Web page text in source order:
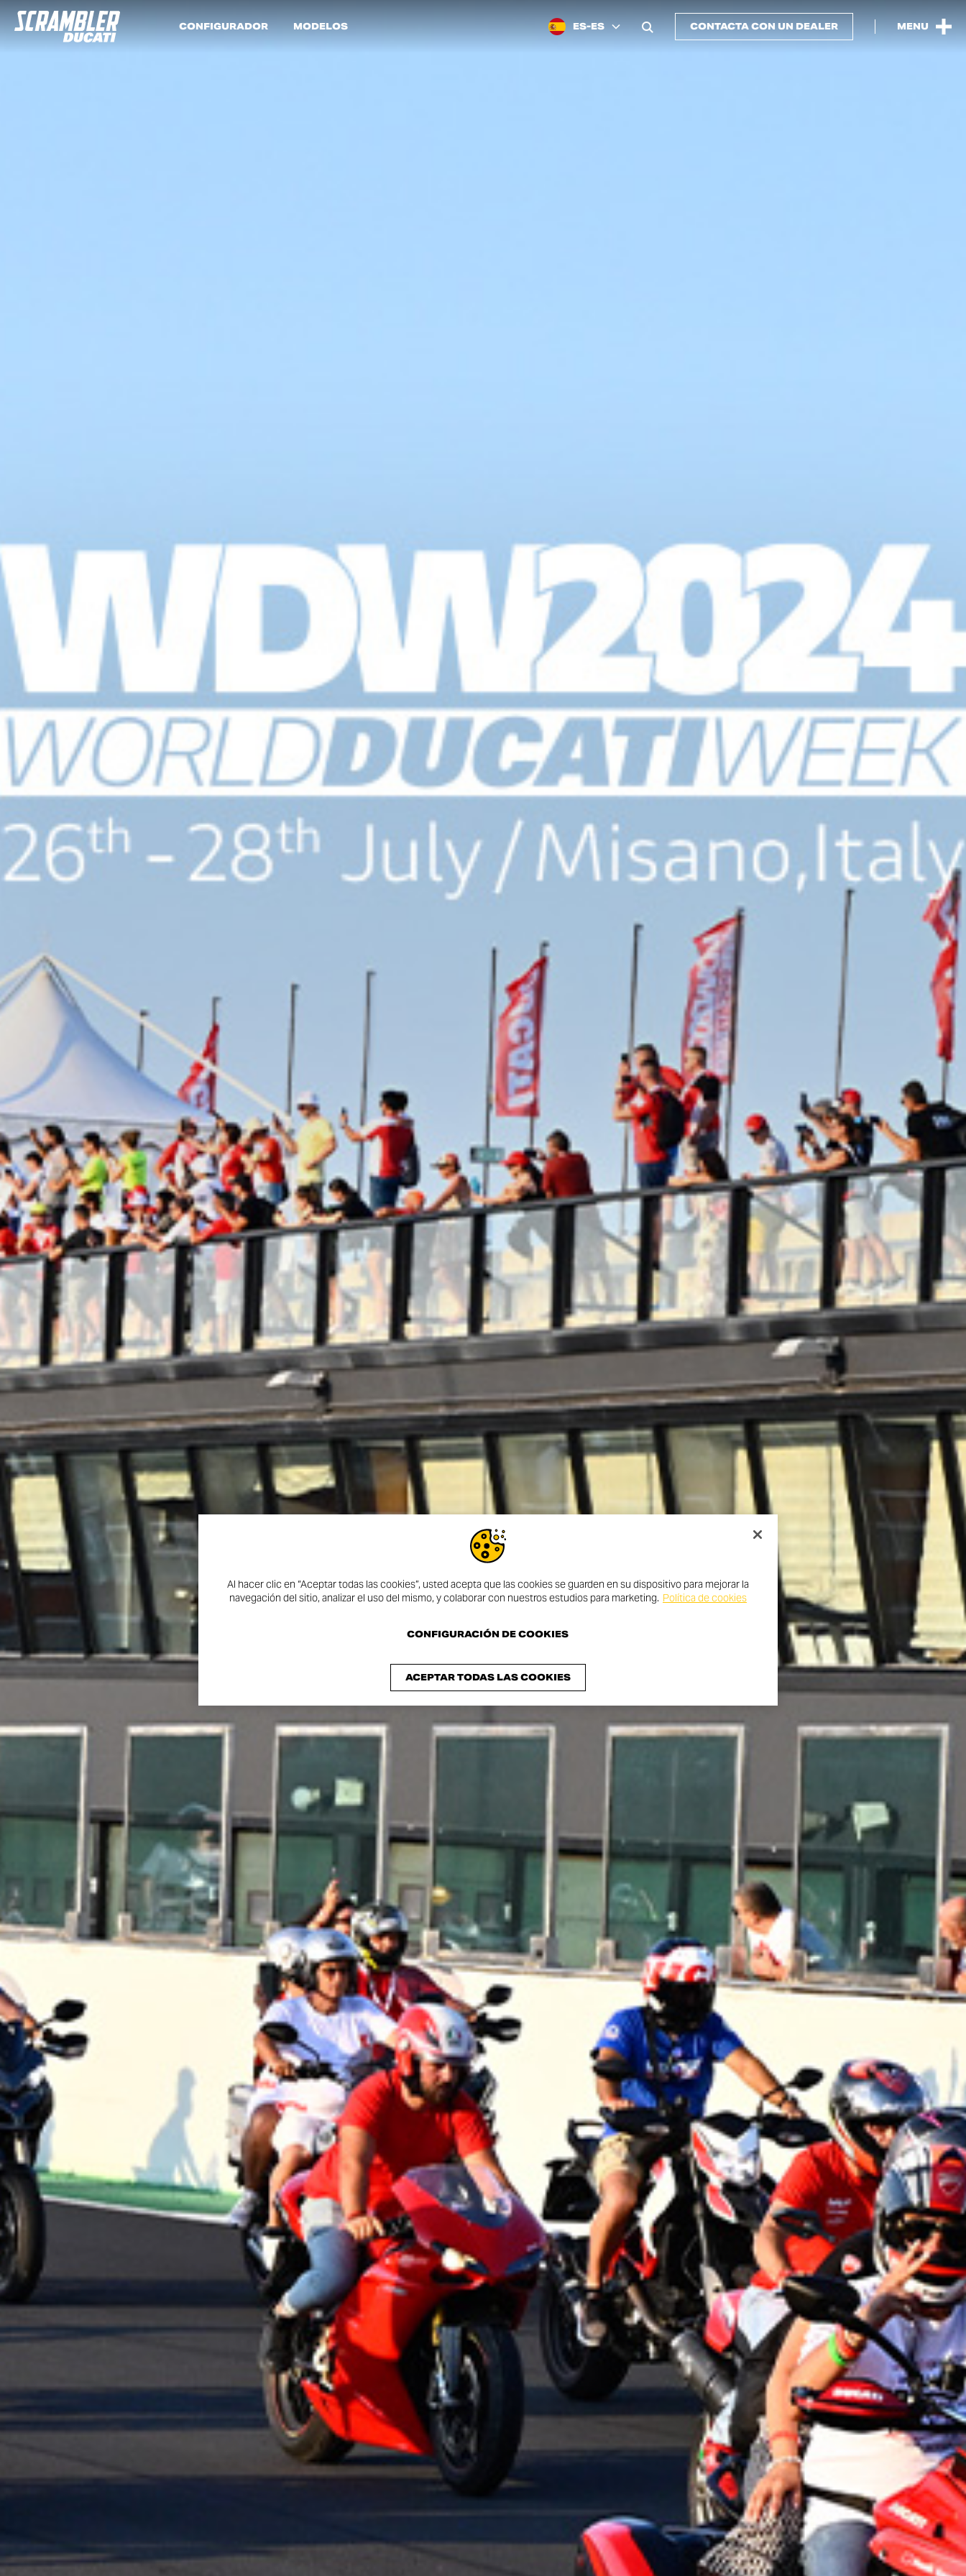
CONFIGURADOR MODELOS ES-ES CONTACTA CON UN DEALER MENU
Al hacer clic en “Aceptar todas las cookies”, usted acepta que las cookies se guarden en su dispositivo para mejorar la
navegación del sitio, analizar el uso del mismo, y colaborar con nuestros estudios para marketing. Política de cookies
ACEPTAR TODAS LAS COOKIES
CONFIGURACIÓN DE COOKIES